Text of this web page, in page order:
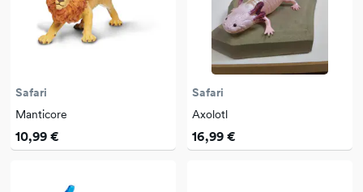
Safari
Manticore
10,99 €
Safari
Axolotl
16,99 €